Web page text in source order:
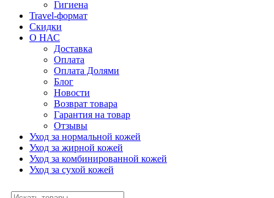
Гигиена
Travel-формат
Скидки
О НАС
Доставка
Оплата
Оплата Долями
Блог
Новости
Возврат товара
Гарантия на товар
Отзывы
Уход за нормальной кожей
Уход за жирной кожей
Уход за комбинированной кожей
Уход за сухой кожей